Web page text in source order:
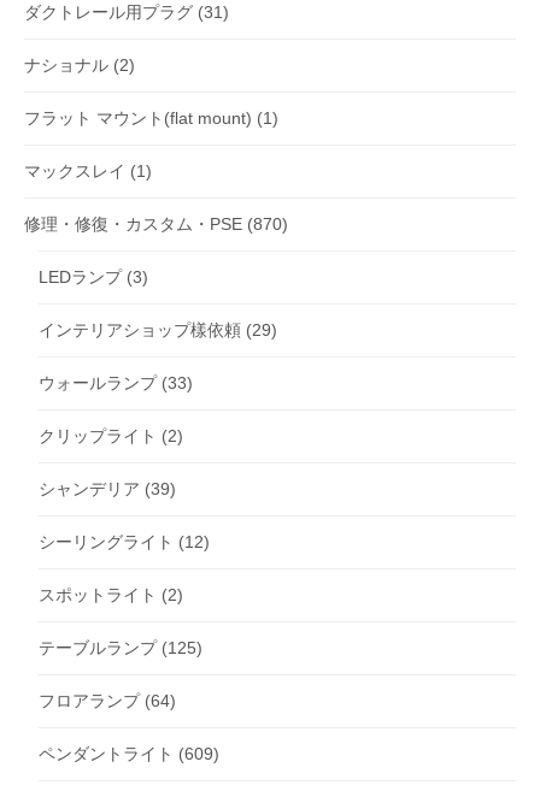
ダクトレール用プラグ (31)
ナショナル (2)
フラット マウント(flat mount) (1)
マックスレイ (1)
修理・修復・カスタム・PSE (870)
LEDランプ(3)
インテリアショップ樣依頼 (29)
ウォールランプ(33)
クリップライト (2)
シャンデリア (39)
シーリングライト (12)
スポットライト (2)
テーブルランプ(125)
フロアランプ(64)
ペンダントライト (609)